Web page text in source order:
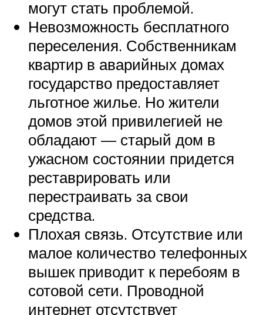
могут стать проблемой.
Невозможность бесплатного
переселения. Собственникам
квартир в аварийных домах
государство предоставляет
льготное жилье. Но жители
домов этой привилегией не
обладают — старый дом в
ужасном состоянии придется
реставрировать или
перестраивать за свои
средства.
Плохая связь. Отсутствие или
малое количество телефонных
вышек приводит к перебоям в
сотовой сети. Проводной
интернет отсутствует